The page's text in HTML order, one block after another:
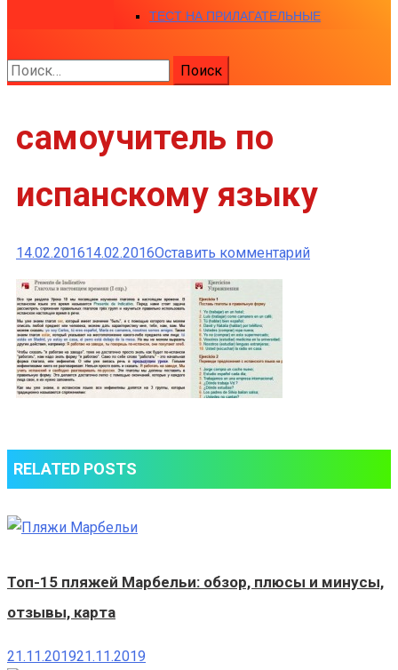
ТЕСТ НА ПРИЛАГАТЕЛЬНЫЕ
Найти:
самоучитель по
испанскому языку
14.02.201614.02.2016Оставить комментарийк
RELATED POSTS
Топ-15 пляжей Марбельи: обзор, плюсы и минусы,
отзывы, карта
21.11.201921.11.2019